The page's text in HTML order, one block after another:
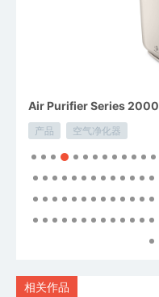
Air Purifier Series 2000
产品 空气净化器
相关作品